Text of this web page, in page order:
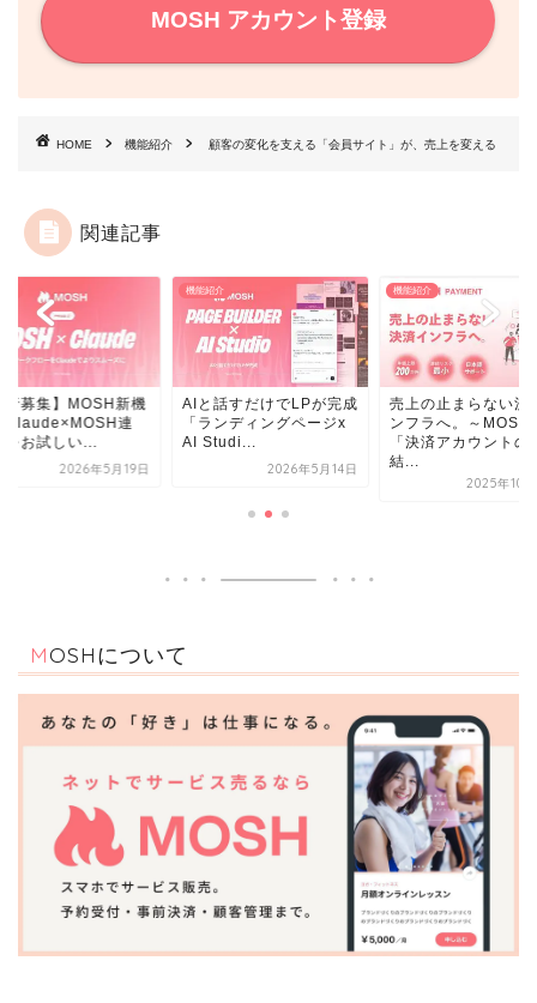
MOSH アカウント登録
HOME 機能紹介 顧客の変化を支える「会員サイト」が、売上を変える
関連記事
と話すだけでLPが完成
ランディングページx
Studi...
2026年5月14日
機能紹介
売上の止まらない決済イ
ンフラへ。～MOSHは
「決済アカウントの凍
機能紹介
【先行募集】
能「
携」をお試しい...
MOSHについて